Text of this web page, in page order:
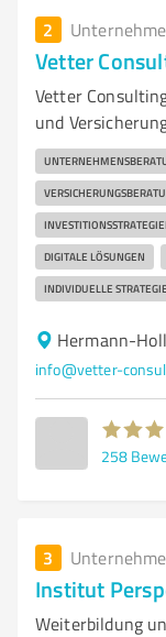
2
Vetter
Vetter
und
DIGITALE LÖSUNGEN
INDIVIDUELLE
Hermann-
info@vetter-
258
3
Institut
Weiterbildung